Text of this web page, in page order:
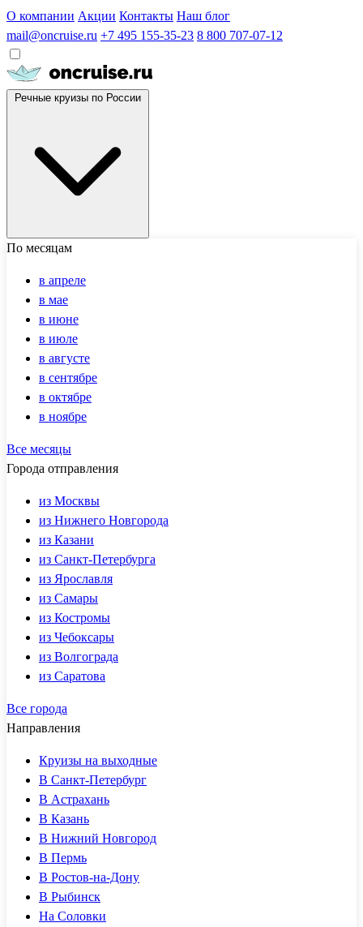
О компании Акции Контакты Наш блог
mail@oncruise.ru +7 495 155-35-23 8 800 707-07-12
По месяцам
в апреле
в мае
в июне
в июле
в августе
в сентябре
в октябре
в ноябре
Все месяцы
Города отправления
из Москвы
из Нижнего Новгорода
из Казани
из Санкт-Петербурга
из Ярославля
из Самары
из Костромы
из Чебоксары
из Волгограда
из Саратова
Все города
Направления
Круизы на выходные
В Санкт-Петербург
В Астрахань
В Казань
В Нижний Новгород
В Пермь
В Ростов-на-Дону
В Рыбинск
На Соловки